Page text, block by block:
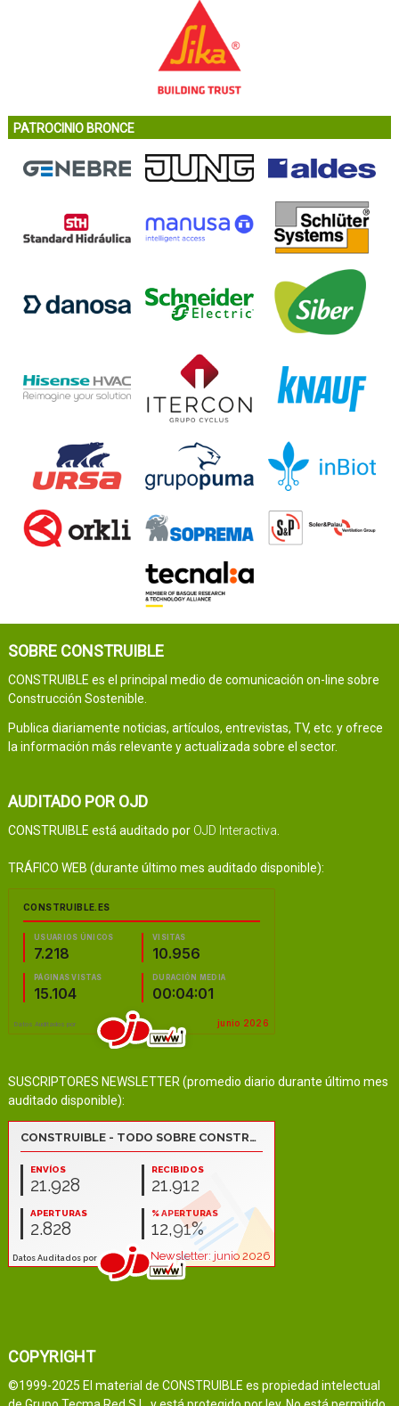
PATROCINIO BRONCE
SOBRE CONSTRUIBLE
CONSTRUIBLE es el principal medio de comunicación on-line sobre
Construcción Sostenible.
Publica diariamente noticias, artículos, entrevistas, TV, etc. y ofrece
la información más relevante y actualizada sobre el sector.
AUDITADO POR OJD
CONSTRUIBLE está auditado por OJD Interactiva.
TRÁFICO WEB (durante último mes auditado disponible):
SUSCRIPTORES NEWSLETTER (promedio diario durante último mes
auditado disponible):
COPYRIGHT
©1999-2025 El material de CONSTRUIBLE es propiedad intelectual